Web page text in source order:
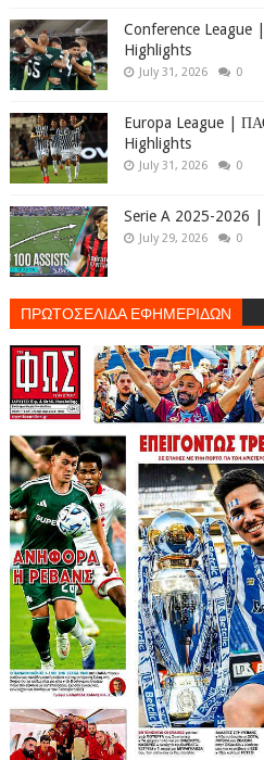
Conference League |
Highlights
July 31, 2026 0
Europa League |
Highlights
July 31, 2026 0
Serie A 2025-2026
July 29, 2026 0
ΠΡΩΤΟΣΕΛΙΔΑ ΕΦΗΜΕΡΙΔΩΝ